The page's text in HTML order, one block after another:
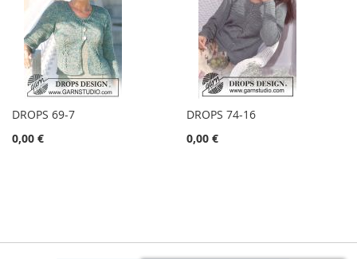
DROPS 69-7
0,00 €
DROPS 74-16
0,00 €